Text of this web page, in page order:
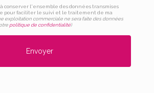
conserver l'ensemble des données transmises
pour faciliter le suivi et le traitement de ma
exploitation commerciale ne sera faite des données
politique de confidentialité)